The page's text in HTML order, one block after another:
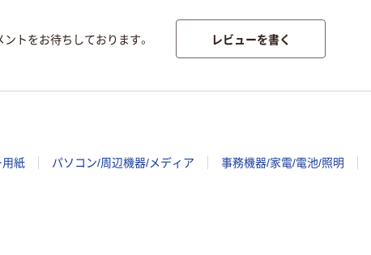
トをお待ちしております。 レビューを書く
用紙 パソコン/周辺機器/メディア 事務機器/家電/電池/照明